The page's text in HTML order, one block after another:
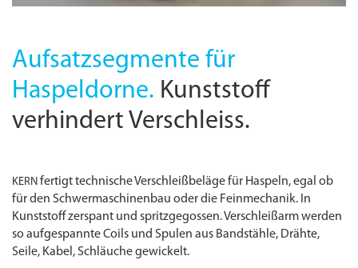
Aufsatzsegmente für
Haspeldorne. Kunststoff
verhindert Verschleiss.
KERN fertigt technische Verschleißbeläge für Haspeln, egal ob
für den Schwermaschinenbau oder die Feinmechanik. In
Kunststoff zerspant und spritzgegossen. Verschleißarm werden
so aufgespannte Coils und Spulen aus Bandstähle, Drähte,
Seile, Kabel, Schläuche gewickelt.